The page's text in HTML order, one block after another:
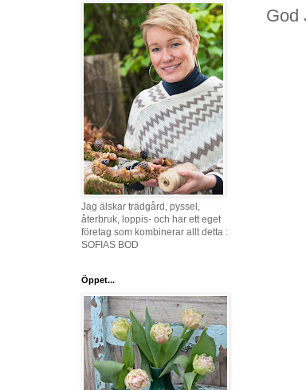
God
Jag älskar trädgård, pyssel,
återbruk, loppis- och har ett eget
företag som kombinerar allt detta :
SOFIAS BOD
Öppet...